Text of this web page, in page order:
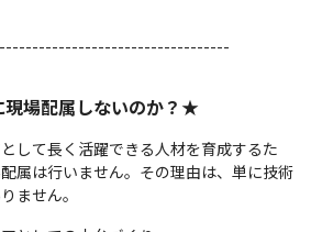
場配属しないのか？★
して長く活躍できる人材を育成するた
属は行いません。その理由は、単に技術
ません。